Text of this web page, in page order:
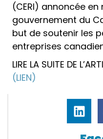
(CERI) annoncée en
gouvernement du
but de soutenir les
entreprises
LIRE LA SUITE DE
(LIEN)